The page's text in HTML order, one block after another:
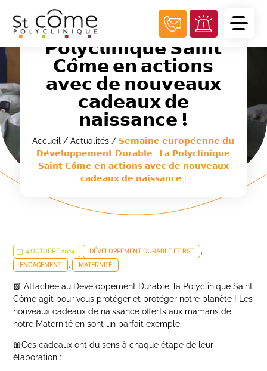
𝗗𝗲́𝘃𝗲𝗹𝗼𝗽𝗽𝗲𝗺𝗲𝗻𝘁
𝗗𝘂𝗿𝗮𝗯𝗹𝗲 : 𝗟𝗮
𝗣𝗼𝗹𝘆𝗰𝗹𝗶𝗻𝗶𝗾𝘂𝗲 𝗦𝗮𝗶𝗻𝘁
𝗖𝗼̂𝗺𝗲 𝗲𝗻 𝗮𝗰𝘁𝗶𝗼𝗻𝘀
𝗮𝘃𝗲𝗰 𝗱𝗲 𝗻𝗼𝘂𝘃𝗲𝗮𝘂𝘅
𝗰𝗮𝗱𝗲𝗮𝘂𝘅 𝗱𝗲
𝗻𝗮𝗶𝘀𝘀𝗮𝗻𝗰𝗲 !
Accueil /Actualités / 𝗦𝗲𝗺𝗮𝗶𝗻𝗲 𝗲𝘂𝗿𝗼𝗽𝗲́𝗲𝗻𝗻𝗲 𝗱𝘂
𝗗𝗲́𝘃𝗲𝗹𝗼𝗽𝗽𝗲𝗺𝗲𝗻𝘁 𝗗𝘂𝗿𝗮𝗯𝗹𝗲 : 𝗟𝗮 𝗣𝗼𝗹𝘆𝗰𝗹𝗶𝗻𝗶𝗾𝘂𝗲
𝗦𝗮𝗶𝗻𝘁 𝗖𝗼̂𝗺𝗲 𝗲𝗻 𝗮𝗰𝘁𝗶𝗼𝗻𝘀 𝗮𝘃𝗲𝗰 𝗱𝗲 𝗻𝗼𝘂𝘃𝗲𝗮𝘂𝘅
𝗰𝗮𝗱𝗲𝗮𝘂𝘅 𝗱𝗲 𝗻𝗮𝗶𝘀𝘀𝗮𝗻𝗰𝗲 !
4 OCTOBRE 2024 DÉVELOPPEMENT DURABLE ET RSE ,
ENGAGEMENT , MATERNITÉ
📗 Attachée au Développement Durable, la Polyclinique Saint
Côme agit pour vous protéger et protéger notre planète ! Les
nouveaux cadeaux de naissance offerts aux mamans de
notre Maternité en sont un parfait exemple.
🎀Ces cadeaux ont du sens à chaque étape de leur
élaboration :